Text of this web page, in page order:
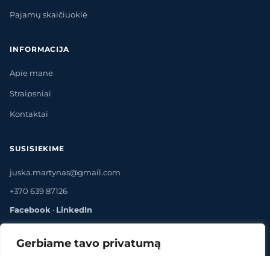
Gerbiame tavo privatumą
Pajamų skaičiuoklė
INFORMACIJA
Apie mane
Straipsniai
Kontaktai
SUSISIEKIME
juska.martynas@gmail.com
+370 639 87126
Facebook · LinkedIn